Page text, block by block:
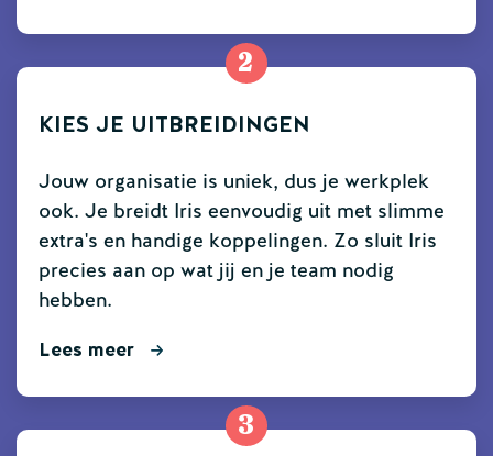
2
KIES JE UITBREIDINGEN
Jouw organisatie is uniek, dus je werkplek
ook. Je breidt Iris eenvoudig uit met slimme
extra's en handige koppelingen. Zo sluit Iris
precies aan op wat jij en je team nodig
hebben.
Lees meer
3